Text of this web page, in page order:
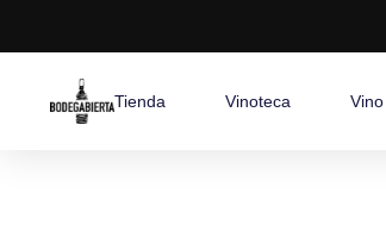
Tienda Vinoteca